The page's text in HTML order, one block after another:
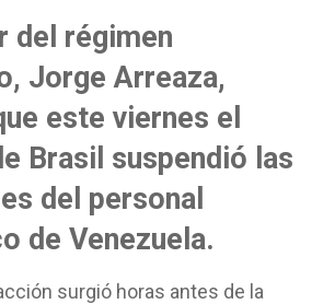
del régimen
Jorge Arreaza,
este viernes el
Brasil suspendió las
del personal
de Venezuela.
surgió horas antes de la